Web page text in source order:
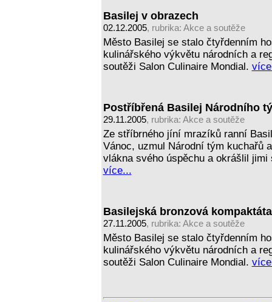
Basilej v obrazech
02.12.2005, rubrika: Akce a soutěže
Město Basilej se stalo čtyřdenním
kulinářského výkvětu národních a
soutěži Salon Culinaire Mondial.
Postříbřená Basilej Národního
29.11.2005, rubrika: Akce a soutěže
Ze stříbrného jíní mrazíků ranní
Vánoc, uzmul Národní tým kuchařů
vlákna svého úspěchu a okrášlil
více...
Basilejská bronzová
27.11.2005, rubrika: Akce a soutěže
Město Basilej se stalo čtyřdenním
kulinářského výkvětu národních a
soutěži Salon Culinaire Mondial.